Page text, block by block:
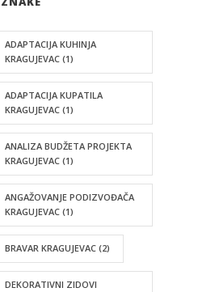
ADAPTACIJA KUHINJA
KRAGUJEVAC (1)
ADAPTACIJA KUPATILA
KRAGUJEVAC (1)
ANALIZA BUDŽETA PROJEKTA
KRAGUJEVAC (1)
ANGAŽOVANJE PODIZVOĐAČA
KRAGUJEVAC (1)
BRAVAR KRAGUJEVAC (2)
DEKORATIVNI ZIDOVI